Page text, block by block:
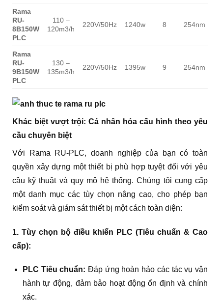
Rama
RU-
8B150W
PLC
110 –
120m3/h
220V/50Hz 1240w 8 254nm
Rama
RU-
9B150W
PLC
130 –
135m3/h
220V/50Hz 1395w 9 254nm
Khác biệt vượt trội: Cá nhân hóa cấu hình theo yêu
cầu chuyên biệt
Với Rama RU-PLC, doanh nghiệp của bạn có toàn
quyền xây dựng một thiết bị phù hợp tuyệt đối với yêu
cầu kỹ thuật và quy mô hệ thống. Chúng tôi cung cấp
một danh mục các tùy chọn nâng cao, cho phép bạn
kiểm soát và giám sát thiết bị một cách toàn diện:
1. Tùy chọn bộ điều khiển PLC (Tiêu chuẩn & Cao
cấp):
PLC Tiêu chuẩn: Đáp ứng hoàn hảo các tác vụ vận
hành tự động, đảm bảo hoạt động ổn định và chính
xác.